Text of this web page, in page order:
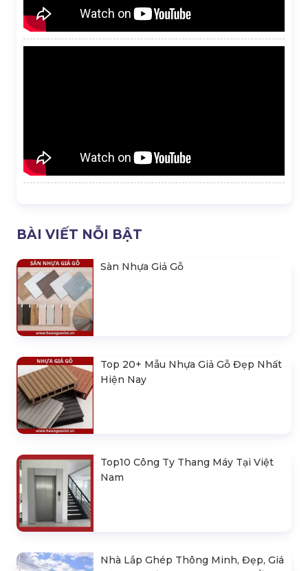
BÀI VIẾT NỖI BẬT
Sàn Nhựa Giả Gỗ
Top 20+ Mẫu Nhựa Giả Gỗ Đẹp Nhất
Hiện Nay
Top10 Công Ty Thang Máy Tại Việt
Nam
Nhà Lắp Ghép Thông Minh, Đẹp, Giá